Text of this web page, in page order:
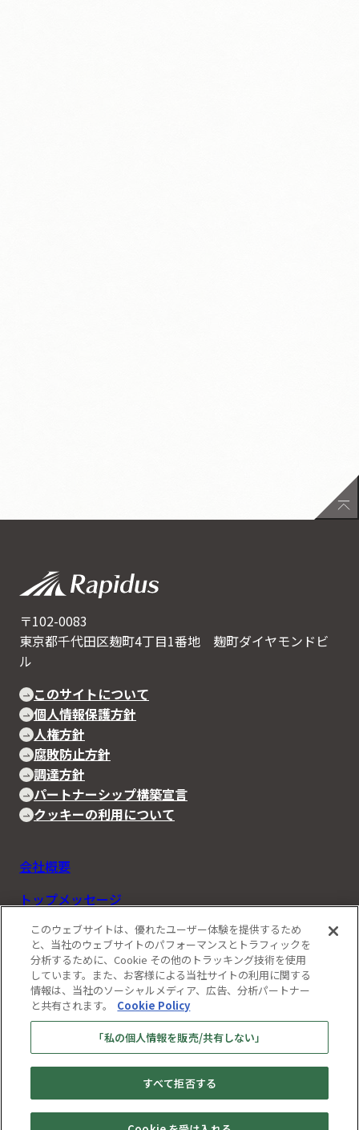
〒102-0083
東京都千代田区麹町4丁目1番地 麹町ダイヤモンドビ
ル
このサイトについて
個人情報保護方針
人権方針
腐敗防止方針
調達方針
パートナーシップ構築宣言
クッキーの利用について
会社概要
トップメッセージ
Rapidusの事業と技術
IIM
お知らせ
採用情報
お問い合わせ
このウェブサイトは、優れたユーザー体験を提供するため
と、当社のウェブサイトのパフォーマンスとトラフィックを
分析するために、Cookie その他のトラッキング技術を使用
しています。また、お客様による当社サイトの利用に関する
情報は、当社のソーシャルメディア、広告、分析パートナー
と共有されます。
Cookie Policy
「私の個人情報を販売/共有しない」
すべて拒否する